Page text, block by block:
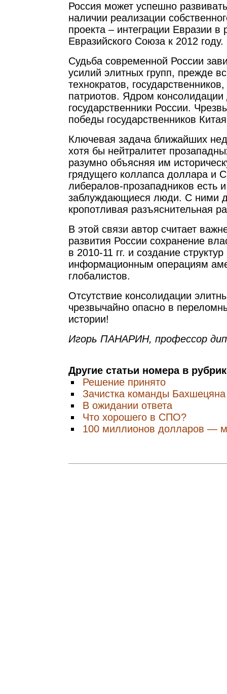
Россия может успешно
наличии реализации
проекта – интеграции Евразии в
Евразийского Союза к 2012 году.
Судьба современной России
усилий элитных групп, прежде
технократов,
патриотов. Ядром
государственники России.
победы государственников
Ключевая задача ближайших
хотя бы нейтралитет
разумно объясняя им
грядущего коллапса доллара и
либералов-прозападников есть
заблуждающиеся люди. С ними
кропотливая разъяснительная
В этой связи автор считает
развития России сохранение
в 2010-11 гг. и создание
информационным операциям
глобалистов.
Отсутствие консолидации
чрезвычайно опасно в
истории!
Игорь ПАНАРИН, профессор
Другие статьи номера в
Решение принято
Зачистка команды Бахшецяна
В ожидании ответа
Что хорошего в СПО?
100 миллионов долларов —